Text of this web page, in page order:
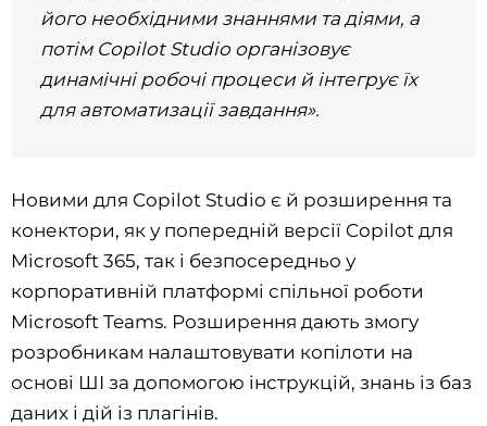
його необхідними знаннями та діями, а
потім Copilot Studio організовує
динамічні робочі процеси й інтегрує їх
для автоматизації завдання».
Новими для Copilot Studio є й розширення та
конектори, як у попередній версії Copilot для
Microsoft 365, так і безпосередньо у
корпоративній платформі спільної роботи
Microsoft Teams. Розширення дають змогу
розробникам налаштовувати копілоти на
основі ШІ за допомогою інструкцій, знань із баз
даних і дій із плагінів.